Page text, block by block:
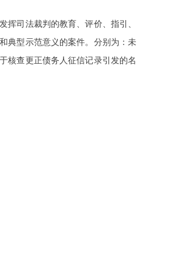
司法裁判的教育、评价、指引、
典型示范意义的案件。分别为：未
核查更正债务人征信记录引发的名